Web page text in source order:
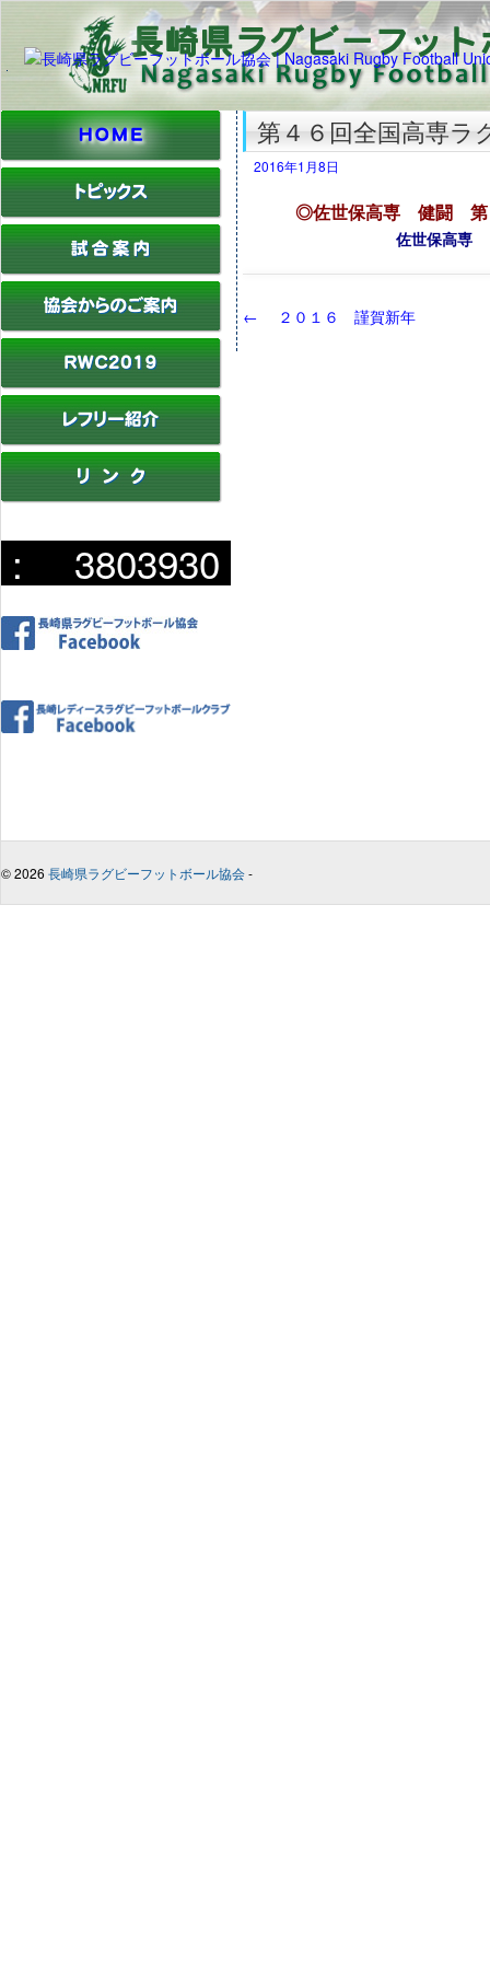
3803930
:
第４６回全国高専ラ
2016年1月8日
◎佐世保高専 健闘 第
佐世保高専 １５ －
← ２０１６ 謹賀新年
© 2026 長崎県ラグビーフットボール協会-